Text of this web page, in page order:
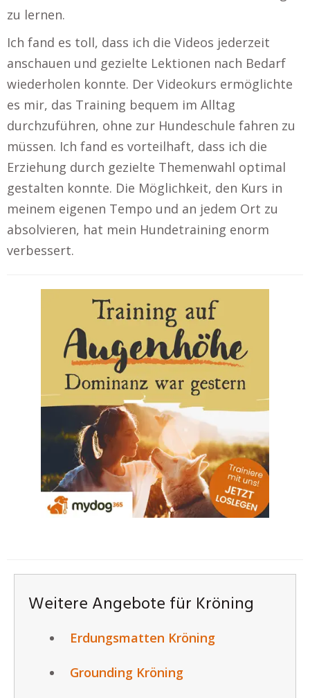
zu lernen.
Ich fand es toll, dass ich die Videos jederzeit
anschauen und gezielte Lektionen nach Bedarf
wiederholen konnte. Der Videokurs ermöglichte
es mir, das Training bequem im Alltag
durchzuführen, ohne zur Hundeschule fahren zu
müssen. Ich fand es vorteilhaft, dass ich die
Erziehung durch gezielte Themenwahl optimal
gestalten konnte. Die Möglichkeit, den Kurs in
meinem eigenen Tempo und an jedem Ort zu
absolvieren, hat mein Hundetraining enorm
verbessert.
Weitere Angebote für Kröning
Erdungsmatten Kröning
Grounding Kröning